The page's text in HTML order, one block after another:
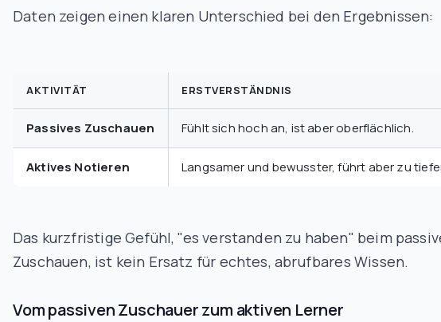
Daten zeigen einen klaren Unterschied bei den Ergebnissen:
AKTIVITÄT ERSTVERSTÄNDNIS
Passives Zuschauen Fühlt sich hoch an, ist aber oberflächlich.
Aktives Notieren Langsamer und bewusster, führt aber zu
Das kurzfristige Gefühl, "es verstanden zu haben" beim
Zuschauen, ist kein Ersatz für echtes, abrufbares Wissen.
Vom passiven Zuschauer zum aktiven Lerner